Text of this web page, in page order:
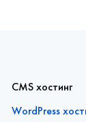
CMS хостинг
WordPress